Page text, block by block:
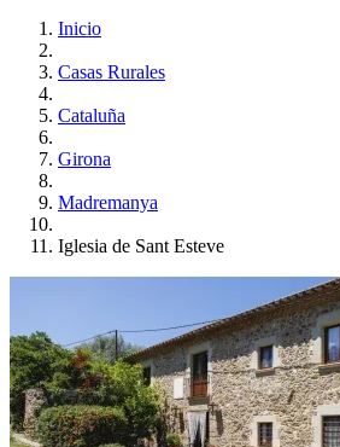
Inicio
Casas Rurales
Cataluña
Girona
Madremanya
Iglesia de Sant Esteve